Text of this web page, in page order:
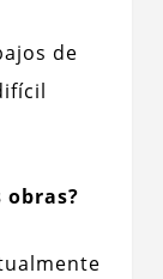
de
obras?